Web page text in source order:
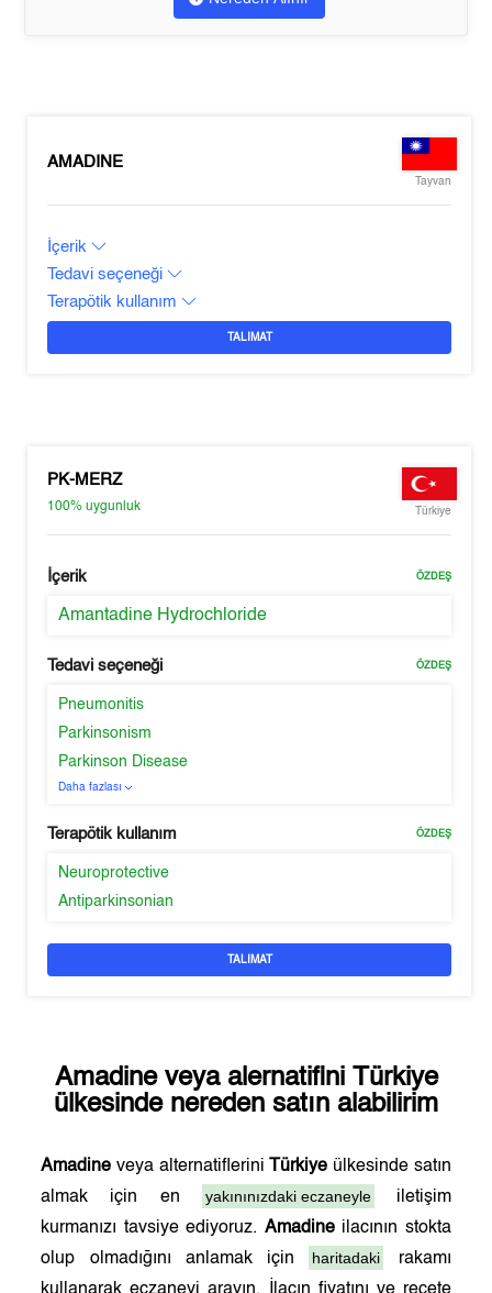
AMADINE
Tayvan
İçerik
Tedavi seçeneği
Terapötik kullanım
TALIMAT
PK-MERZ
100%uygunluk Türkiye
İçerik ÖZDEŞ
Amantadine Hydrochloride
Tedavi seçeneği ÖZDEŞ
Pneumonitis
Parkinsonism
Parkinson Disease
Daha fazlası
Terapötik kullanım ÖZDEŞ
Neuroprotective
Antiparkinsonian
TALIMAT
Amadineveya alernatifini Türkiye
ülkesinde nereden satın alabilirim
Amadine veya alternatiflerini Türkiye ülkesinde satın
almak için en
yakınınızdaki eczaneyle
iletişim
kurmanızı tavsiye ediyoruz. Amadineilacının stokta
olup olmadığını anlamak için
haritadaki
rakamı